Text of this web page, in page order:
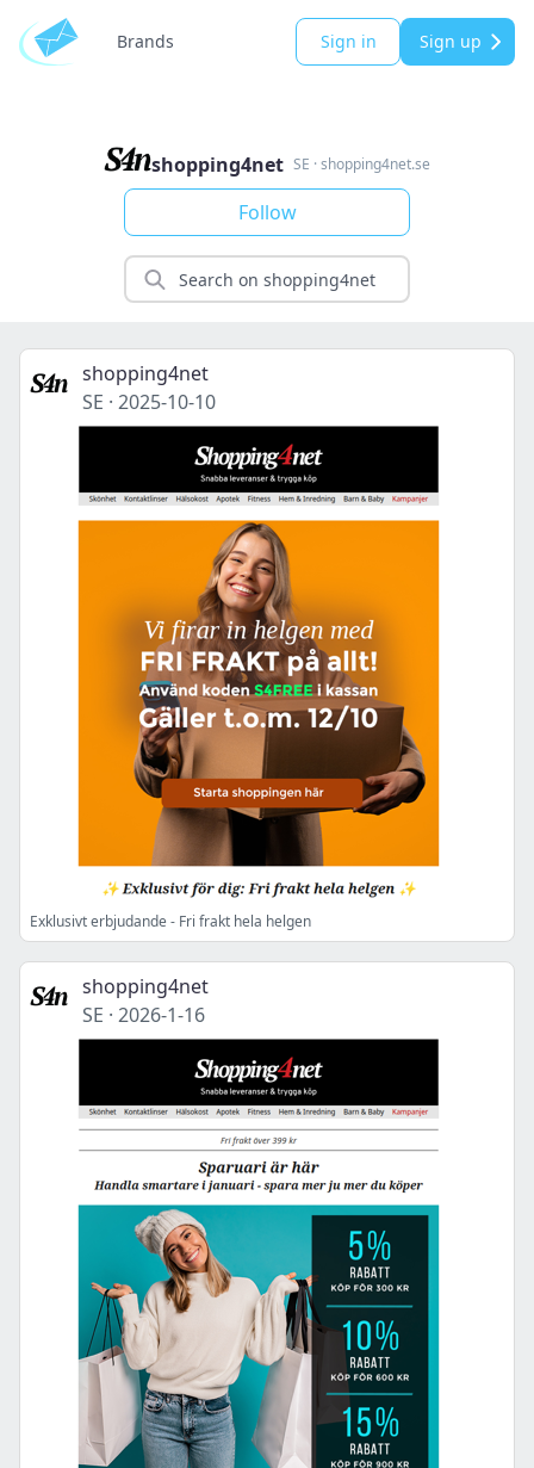
Brands Sign in Sign up
shopping4net SE ·shopping4net.se
Follow
shopping4net
SE · 2025-10-10
Exklusivt erbjudande - Fri frakt hela helgen
shopping4net
SE · 2026-1-16